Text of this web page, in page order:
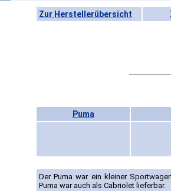
Zur Herstellerübersicht
Puma
Der Puma war ein kleiner
Puma war auch als Cabriolet lieferbar.